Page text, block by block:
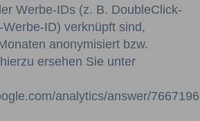
Werbe-IDs (z. B. DoubleClick-
ID) verknüpft sind,
anonymisiert bzw.
ersehen Sie unter
analytics/answer/